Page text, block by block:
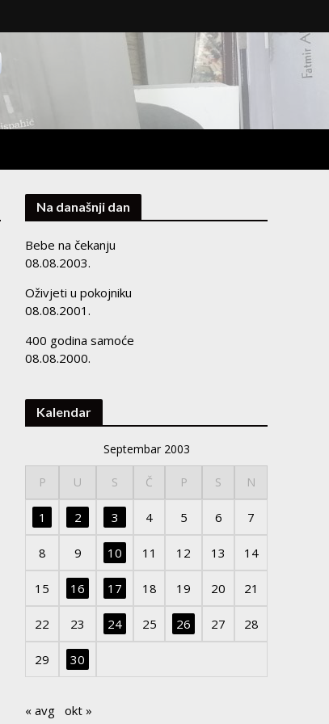
Na današnji dan
Bebe na čekanju
08.08.2003.
Oživjeti u pokojniku
08.08.2001.
400 godina samoće
08.08.2000.
Kalendar
Septembar 2003
P U S Č P S N
1 2 3 4 5 6 7
8 9 10 11 12 13 14
15 16 17 18 19 20 21
22 23 24 25 26 27 28
29 30
« avg okt »